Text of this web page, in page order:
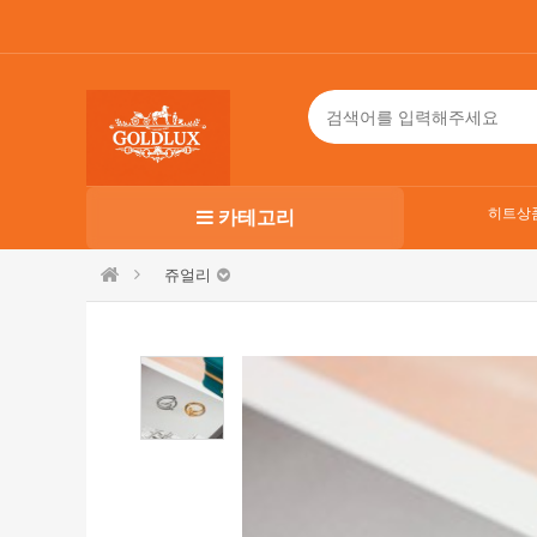
카테고리 히트상
쥬얼리